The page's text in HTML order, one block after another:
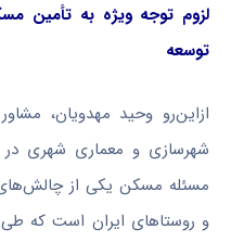
لزوم توجه ویژه به تأمین
توسعه
ازاین‌رو وحید مهدویان،
شهرسازی و معماری شهری در
مسئله مسکن یکی از
و روستاهای ایران است که